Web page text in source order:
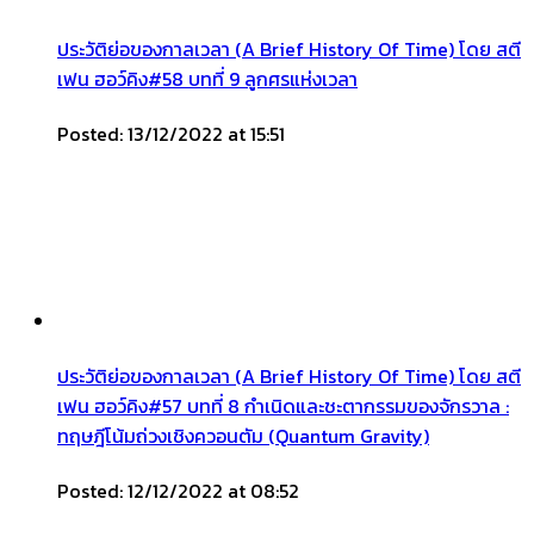
ประวัติย่อของกาลเวลา (A Brief History Of Time) โดย สตี
เฟน ฮอว์คิง#58 บทที่ 9 ลูกศรแห่งเวลา
Posted: 13/12/2022 at 15:51
ประวัติย่อของกาลเวลา (A Brief History Of Time) โดย สตี
เฟน ฮอว์คิง#57 บทที่ 8 กำเนิดและชะตากรรมของจักรวาล :
ทฤษฎีโน้มถ่วงเชิงควอนตัม (Quantum Gravity)
Posted: 12/12/2022 at 08:52